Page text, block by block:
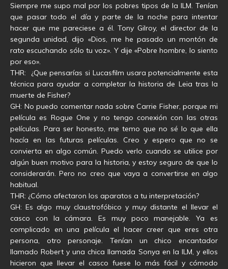
Siempre me supo mal por los pobres tipos de la ILM. Tenían
que pasar todo el día y parte de la noche para intentar
hacer que me pareciese a él. Tony Gilroy, el director de la
segunda unidad, dijo «Dios, me he pasado un montón de
rato escuchando sólo tu voz». Y dije «Pobre hombre, lo siento
por eso».
THR: ¿Que pensarías si Lucasfilm usara potencialmente esta
técnica para ayudar a completar la historia de Leia tras la
muerte de Fisher?
GH: No puedo comentar nada sobre Carrie Fisher, porque mi
película es Rogue One y no tengo conexión con las otras
películas. Para ser honesto, me temo que no sé lo que ella
hacía en las futuras películas. Creo y espero que no se
convierta en algo común. Puedo verlo cuando se utilice por
algún buen motivo para la historia, y estoy seguro de que lo
considerarán. Pero no creo que vaya a convertirse en algo
habitual.
THR: ¿Cómo afectaron los aparatos a tu interpretación?
GH: Es algo muy claustrofóbico y muy distante el llevar el
casco con la cámara. Es muy poco manejable. Ya es
complicado en una película el hacer creer que eres otra
persona, otro personaje. Tenían un chico encantador
llamado Robert y una chica llamada Sonya en la ILM, y ellos
hicieron que llevar el casco fuese lo más fácil y cómodo